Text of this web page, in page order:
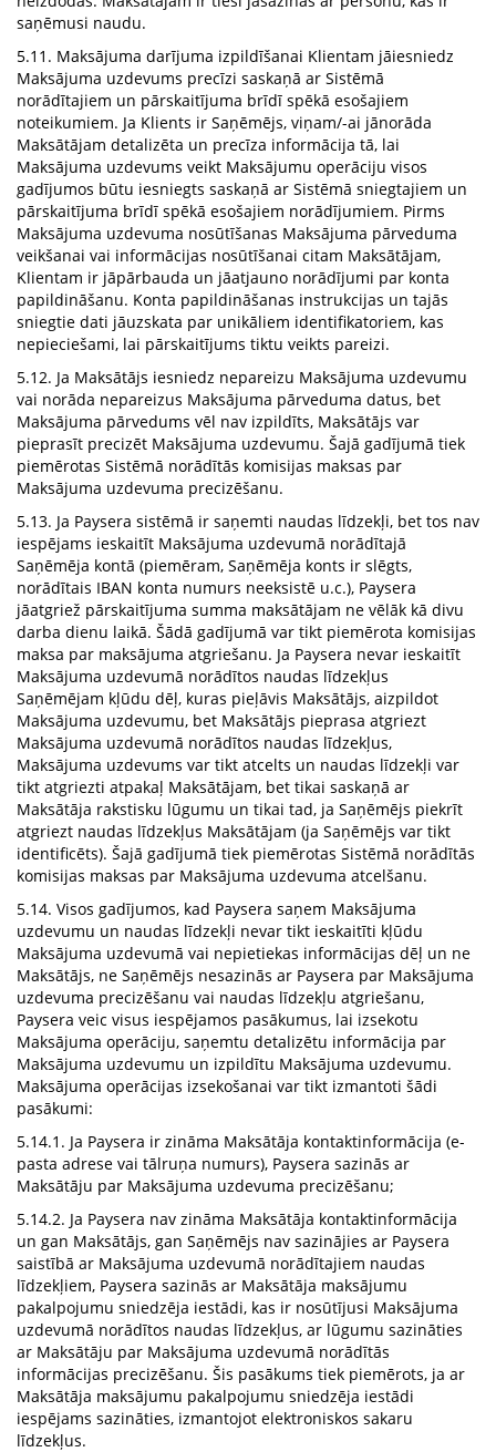
saņēmusi naudu.
5.11. Maksājuma darījuma izpildīšanai Klientam jāiesniedz
Maksājuma uzdevums precīzi saskaņā ar Sistēmā
norādītajiem un pārskaitījuma brīdī spēkā esošajiem
noteikumiem. Ja Klients ir Saņēmējs, viņam/-ai jānorāda
Maksātājam detalizēta un precīza informācija tā, lai
Maksājuma uzdevums veikt Maksājumu operāciju visos
gadījumos būtu iesniegts saskaņā ar Sistēmā sniegtajiem un
pārskaitījuma brīdī spēkā esošajiem norādījumiem. Pirms
Maksājuma uzdevuma nosūtīšanas Maksājuma pārveduma
veikšanai vai informācijas nosūtīšanai citam Maksātājam,
Klientam ir jāpārbauda un jāatjauno norādījumi par konta
papildināšanu. Konta papildināšanas instrukcijas un tajās
sniegtie dati jāuzskata par unikāliem identifikatoriem, kas
nepieciešami, lai pārskaitījums tiktu veikts pareizi.
5.12. Ja Maksātājs iesniedz nepareizu Maksājuma uzdevumu
vai norāda nepareizus Maksājuma pārveduma datus, bet
Maksājuma pārvedums vēl nav izpildīts, Maksātājs var
pieprasīt precizēt Maksājuma uzdevumu. Šajā gadījumā tiek
piemērotas Sistēmā norādītās komisijas maksas par
Maksājuma uzdevuma precizēšanu.
5.13. Ja Paysera sistēmā ir saņemti naudas līdzekļi, bet tos nav
iespējams ieskaitīt Maksājuma uzdevumā norādītajā
Saņēmēja kontā (piemēram, Saņēmēja konts ir slēgts,
norādītais IBAN konta numurs neeksistē u.c.), Paysera
jāatgriež pārskaitījuma summa maksātājam ne vēlāk kā divu
darba dienu laikā. Šādā gadījumā var tikt piemērota komisijas
maksa par maksājuma atgriešanu. Ja Paysera nevar ieskaitīt
Maksājuma uzdevumā norādītos naudas līdzekļus
Saņēmējam kļūdu dēļ, kuras pieļāvis Maksātājs, aizpildot
Maksājuma uzdevumu, bet Maksātājs pieprasa atgriezt
Maksājuma uzdevumā norādītos naudas līdzekļus,
Maksājuma uzdevums var tikt atcelts un naudas līdzekļi var
tikt atgriezti atpakaļ Maksātājam, bet tikai saskaņā ar
Maksātāja rakstisku lūgumu un tikai tad, ja Saņēmējs piekrīt
atgriezt naudas līdzekļus Maksātājam (ja Saņēmējs var tikt
identificēts). Šajā gadījumā tiek piemērotas Sistēmā norādītās
komisijas maksas par Maksājuma uzdevuma atcelšanu.
5.14. Visos gadījumos, kad Paysera saņem Maksājuma
uzdevumu un naudas līdzekļi nevar tikt ieskaitīti kļūdu
Maksājuma uzdevumā vai nepietiekas informācijas dēļ un ne
Maksātājs, ne Saņēmējs nesazinās ar Paysera par Maksājuma
uzdevuma precizēšanu vai naudas līdzekļu atgriešanu,
Paysera veic visus iespējamos pasākumus, lai izsekotu
Maksājuma operāciju, saņemtu detalizētu informācija par
Maksājuma uzdevumu un izpildītu Maksājuma uzdevumu.
Maksājuma operācijas izsekošanai var tikt izmantoti šādi
pasākumi:
5.14.1. Ja Paysera ir zināma Maksātāja kontaktinformācija (e-
pasta adrese vai tālruņa numurs), Paysera sazinās ar
Maksātāju par Maksājuma uzdevuma precizēšanu;
5.14.2. Ja Paysera nav zināma Maksātāja kontaktinformācija
un gan Maksātājs, gan Saņēmējs nav sazinājies ar Paysera
saistībā ar Maksājuma uzdevumā norādītajiem naudas
līdzekļiem, Paysera sazinās ar Maksātāja maksājumu
pakalpojumu sniedzēja iestādi, kas ir nosūtījusi Maksājuma
uzdevumā norādītos naudas līdzekļus, ar lūgumu sazināties
ar Maksātāju par Maksājuma uzdevumā norādītās
informācijas precizēšanu. Šis pasākums tiek piemērots, ja ar
Maksātāja maksājumu pakalpojumu sniedzēja iestādi
iespējams sazināties, izmantojot elektroniskos sakaru
līdzekļus.